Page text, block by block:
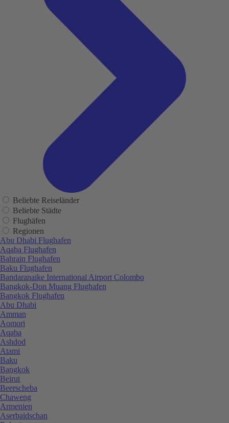
Beliebte Reiseländer
Beliebte Städte
Flughäfen
Regionen
Abu Dhabi Flughafen
Aqaba Flughafen
Bahrain Flughafen
Baku Flughafen
Bandaranaike International Airport Colombo
Bangkok-Don Muang Flughafen
Bangkok Flughafen
Abu Dhabi
Amman
Aomori
Aqaba
Ashdod
Atami
Baku
Bangkok
Beirut
Beerscheba
Chaweng
Armenien
Aserbaidschan